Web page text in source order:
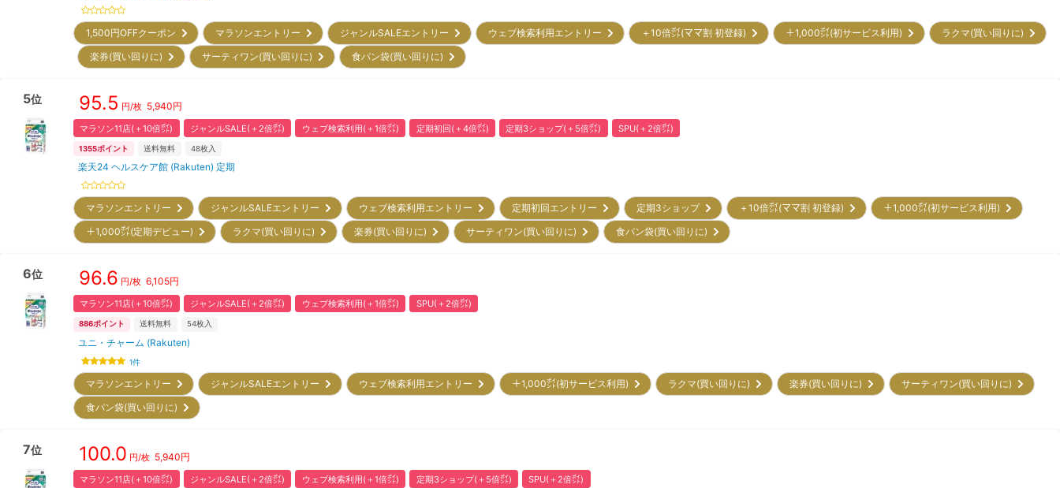
1,500円OFFクーポン マラソンエントリー ジャンルSALEエントリー ウェブ検索利用エントリー ＋10倍㌽(ママ割 初登録) ＋1,000㌽(初サービス利用)
ラクマ(買い回りに)
楽券(買い回りに)
サーティワン(買い回りに) 食パン袋(買い回りに)
5位 95.5 円/枚 5,940円
マラソン11店(＋10倍㌽) ジャンルSALE(＋2倍㌽) ウェブ検索利用(＋1倍㌽) 定期初回(＋4倍㌽) 定期3ショップ(＋5倍㌽) SPU(＋2倍㌽)
1355ポイント 送料無料 48枚入
楽天24 ヘルスケア館 (Rakuten) 定期
マラソンエントリー ジャンルSALEエントリー ウェブ検索利用エントリー 定期初回エントリー 定期3ショップ ＋10倍㌽(ママ割 初登録)
＋1,000㌽(初サービス利用)
＋1,000㌽(定期デビュー)
ラクマ(買い回りに) 楽券(買い回りに) サーティワン(買い回りに) 食パン袋(買い回りに)
6位 96.6 円/枚 6,105円
マラソン11店(＋10倍㌽) ジャンルSALE(＋2倍㌽) ウェブ検索利用(＋1倍㌽) SPU(＋2倍㌽)
886ポイント 送料無料 54枚入
ユニ・チャーム (Rakuten)
1件
マラソンエントリー ジャンルSALEエントリー ウェブ検索利用エントリー ＋1,000㌽(初サービス利用) ラクマ(買い回りに) 楽券(買い回りに)
サーティワン(買い回りに)
食パン袋(買い回りに)
7位 100.0 円/枚 5,940円
マラソン11店(＋10倍㌽) ジャンルSALE(＋2倍㌽) ウェブ検索利用(＋1倍㌽) 定期3ショップ(＋5倍㌽) SPU(＋2倍㌽)